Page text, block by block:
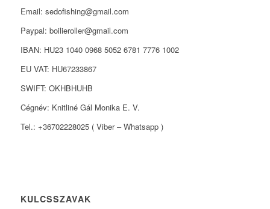
Email: sedofishing@gmail.com
Paypal: boilieroller@gmail.com
IBAN: HU23 1040 0968 5052 6781 7776 1002
EU VAT: HU67233867
SWIFT: OKHBHUHB
Cégnév: Knitliné Gál Monika E. V.
Tel.: +36702228025 ( Viber – Whatsapp )
KULCSSZAVAK